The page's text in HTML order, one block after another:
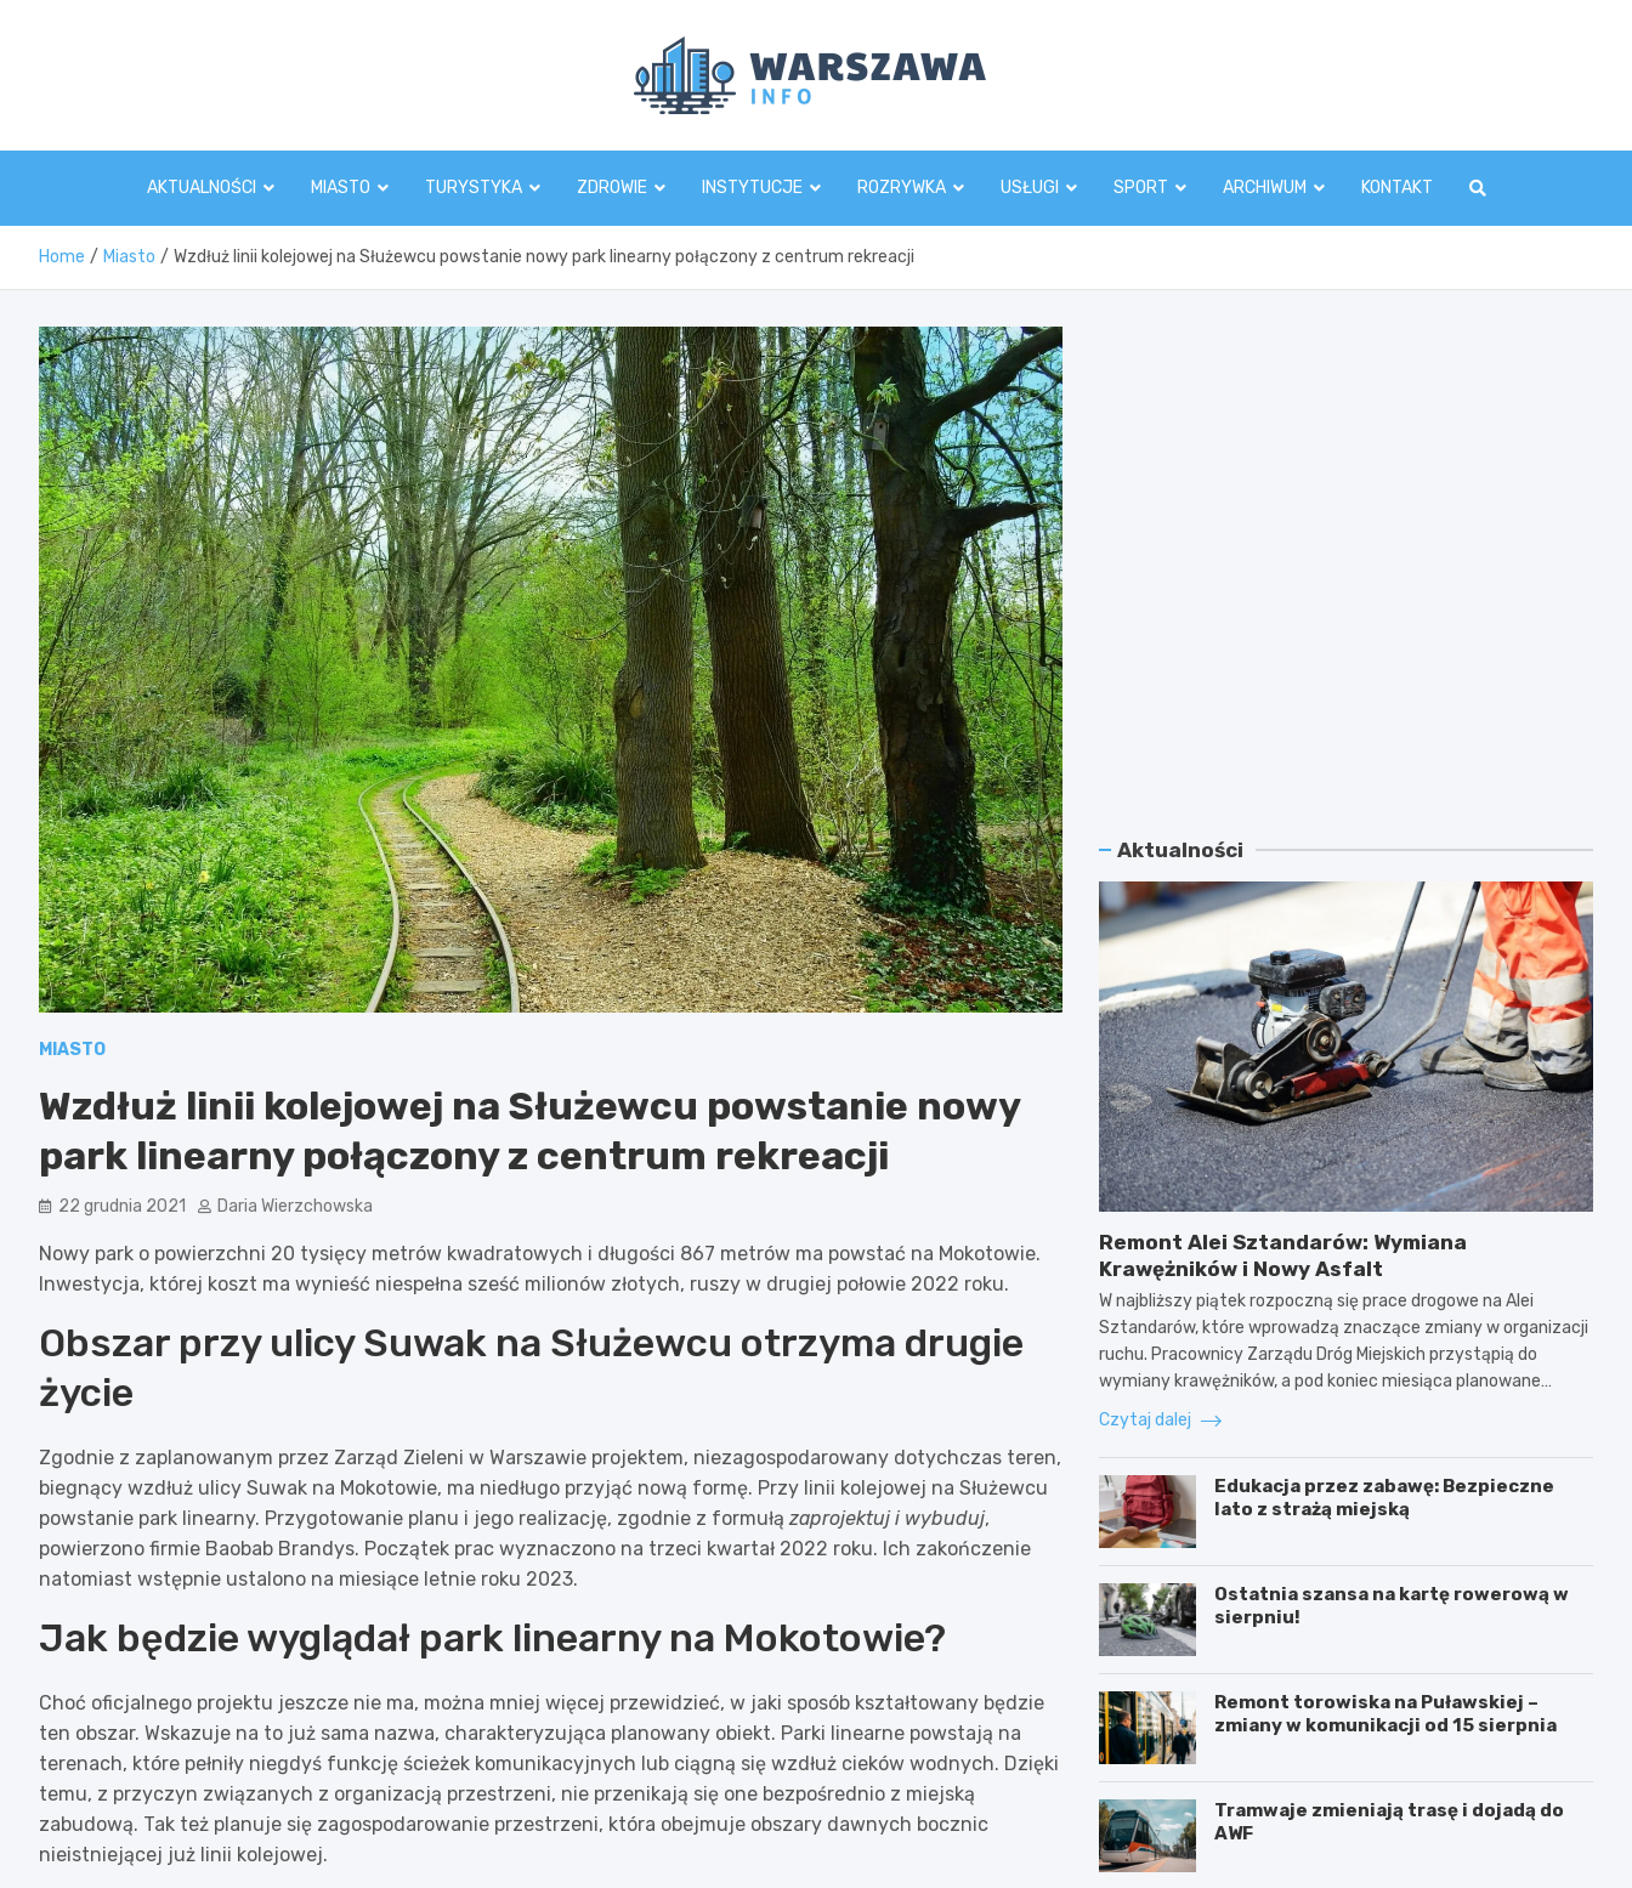
AKTUALNOŚCI MIASTO TURYSTYKA ZDROWIE INSTYTUCJE ROZRYWKA USŁUGI SPORT ARCHIWUM KONTAKT
Home Miasto Wzdłuż linii kolejowej na Służewcu powstanie nowy park linearny połączony z centrum rekreacji
MIASTO
Wzdłuż linii kolejowej na Służewcu powstanie nowy
park linearny połączony z centrum rekreacji
22 grudnia 2021 Daria Wierzchowska
Nowy park o powierzchni 20 tysięcy metrów kwadratowych i długości 867 metrów ma powstać na Mokotowie.
Inwestycja, której koszt ma wynieść niespełna sześć milionów złotych, ruszy w drugiej połowie 2022 roku.
Obszar przy ulicy Suwak na Służewcu otrzyma drugie
życie
Zgodnie z zaplanowanym przez Zarząd Zieleni w Warszawie projektem, niezagospodarowany dotychczas teren,
biegnący wzdłuż ulicy Suwak na Mokotowie, ma niedługo przyjąć nową formę. Przy linii kolejowej na Służewcu
powstanie park linearny. Przygotowanie planu i jego realizację, zgodnie z formułązaprojektuj i wybuduj,
powierzono firmie Baobab Brandys. Początek prac wyznaczono na trzeci kwartał 2022 roku. Ich zakończenie
natomiast wstępnie ustalono na miesiące letnie roku 2023.
Jak będzie wyglądał park linearny na Mokotowie?
Choć oficjalnego projektu jeszcze nie ma, można mniej więcej przewidzieć, w jaki sposób kształtowany będzie
ten obszar. Wskazuje na to już sama nazwa, charakteryzująca planowany obiekt. Parki linearne powstają na
terenach, które pełniły niegdyś funkcję ścieżek komunikacyjnych lub ciągną się wzdłuż cieków wodnych. Dzięki
temu, z przyczyn związanych z organizacją przestrzeni, nie przenikają się one bezpośrednio z miejską
zabudową. Tak też planuje się zagospodarowanie przestrzeni, która obejmuje obszary dawnych bocznic
nieistniejącej już linii kolejowej.
Aktualności
Remont Alei Sztandarów: Wymiana
Krawężników i Nowy Asfalt
W najbliższy piątek rozpoczną się prace drogowe na Alei
Sztandarów, które wprowadzą znaczące zmiany w organizacji
ruchu. Pracownicy Zarządu Dróg Miejskich przystąpią do
wymiany krawężników, a pod koniec miesiąca planowane…
Czytaj dalej
Edukacja przez zabawę: Bezpieczne
lato z strażą miejską
Ostatnia szansa na kartę rowerową w
sierpniu!
Remont torowiska na Puławskiej –
zmiany w komunikacji od 15 sierpnia
Tramwaje zmieniają trasę i dojadą do
AWF